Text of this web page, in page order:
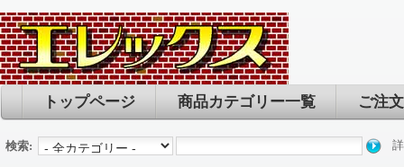
トップページ 商品カテゴリー一覧 ご注
検索: